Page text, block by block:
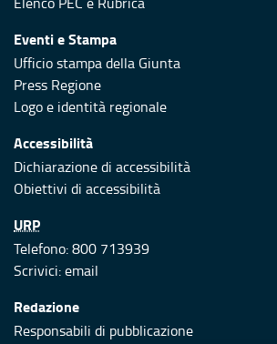
Eventi e Stampa
Ufficio stampa della Giunta
Press Regione
Logo e identità regionale
Accessibilità
Dichiarazione di accessibilità
Obiettivi di accessibilità
URP
Telefono: 800 713939
Scrivici:email
Redazione
Responsabili di pubblicazione